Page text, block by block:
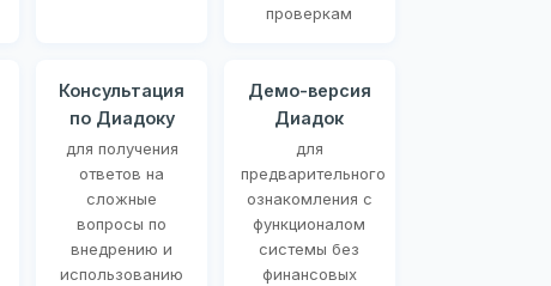
проверкам
Консультация
по Диадоку
для получения
ответов на
сложные
вопросы по
внедрению и
использованию
Демо-версия
Диадок
для
предварительного
ознакомления с
функционалом
системы без
финансовых